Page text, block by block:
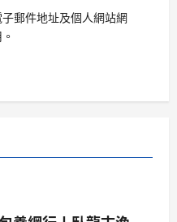
郵件地址及個人網站網